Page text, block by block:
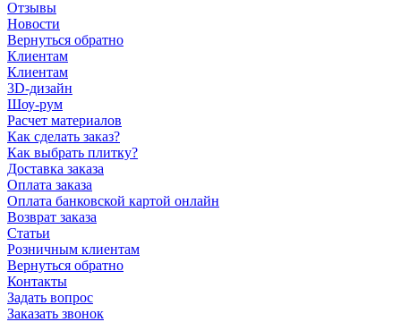
Отзывы
Новости
Вернуться обратно
Клиентам
Клиентам
3D-дизайн
Шоу-рум
Расчет материалов
Как сделать заказ?
Как выбрать плитку?
Доставка заказа
Оплата заказа
Оплата банковской картой онлайн
Возврат заказа
Статьи
Розничным клиентам
Вернуться обратно
Контакты
Задать вопрос
Заказать звонок